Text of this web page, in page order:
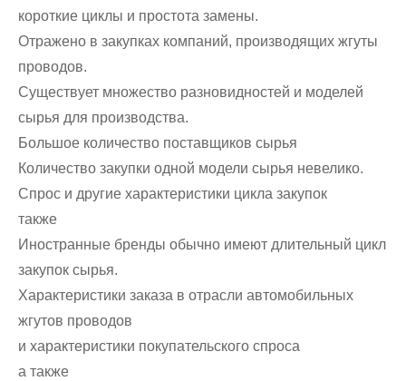
короткие циклы и простота замены.
Отражено в закупках компаний, производящих жгуты
проводов.
Существует множество разновидностей и моделей
сырья для производства.
Большое количество поставщиков сырья
Количество закупки одной модели сырья невелико.
Спрос и другие характеристики цикла закупок
также
Иностранные бренды обычно имеют длительный цикл
закупок сырья.
Характеристики заказа в отрасли автомобильных
жгутов проводов
и характеристики покупательского спроса
а также